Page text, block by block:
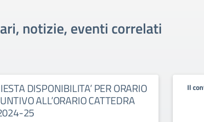
notizie, eventi correlati
DISPONIBILITA’ PER ORARIO
ALL’ORARIO CATTEDRA
25
Il